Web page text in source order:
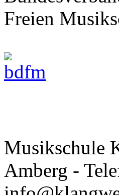
Freien
Musikschule
Amberg -